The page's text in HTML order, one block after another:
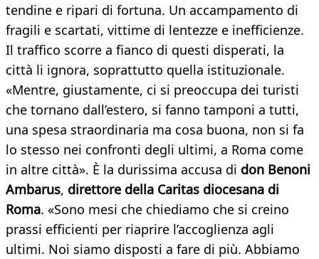
tendine e ripari di fortuna. Un accampamento di
fragili e scartati, vittime di lentezze e inefficienze.
Il traffico scorre a fianco di questi disperati, la
città li ignora, soprattutto quella istituzionale.
«Mentre, giustamente, ci si preoccupa dei turisti
che tornano dall’estero, si fanno tamponi a tutti,
una spesa straordinaria ma cosa buona, non si fa
lo stesso nei confronti degli ultimi, a Roma come
in altre città». È la durissima accusa di don Benoni
Ambarus, direttore della Caritas diocesana di
Roma. «Sono mesi che chiediamo che si creino
prassi efficienti per riaprire l’accoglienza agli
ultimi. Noi siamo disposti a fare di più. Abbiamo